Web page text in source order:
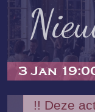
3 Jan
!! Deze